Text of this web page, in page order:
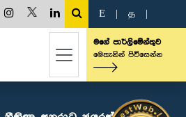
E த
මගේ පාර්ලිමේන්තුව
මෙතැනින් පිවිසෙන්න